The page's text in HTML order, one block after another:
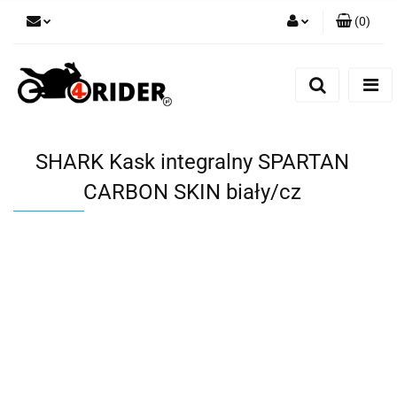
(0)
SHARK Kask integralny SPARTAN
CARBON SKIN biały/cz